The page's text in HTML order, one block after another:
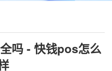
吗 - 快钱pos怎么